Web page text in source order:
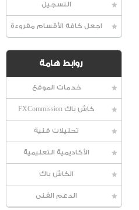
التسجيل
اجعل كافة الأقسام مقروءة
روابط هامة
خدمات الموقع
كاش باك FXCommission
تحليلات فنية
الأكاديمية التعليمية
الكاش باك
الدعم الفنى